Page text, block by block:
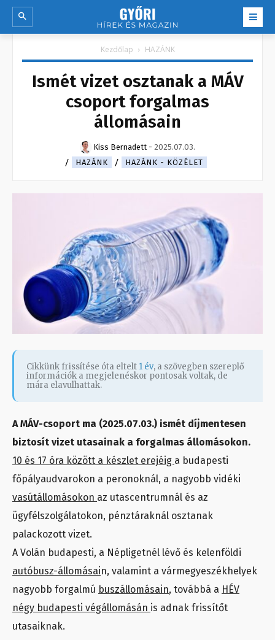
Kezdőlap HAZÁNK
Ismét vizet osztanak a MÁV
csoport forgalmas
állomásain
Kiss Bernadett - 2025.07.03.
HAZÁNK
HAZÁNK - KÖZÉLET
Cikkünk frissítése óta eltelt 1 év, a szövegben szereplő
információk a megjelenéskor pontosak voltak, de
mára elavulhattak.
A MÁV-csoport ma (2025.07.03.) ismét díjmentesen
biztosít vizet utasainak a forgalmas állomásokon.
10 és 17 óra között a készlet erejéig a budapesti
főpályaudvarokon a peronoknál, a nagyobb vidéki
vasútállomásokon az utascentrumnál és az
ügyfélszolgálatokon, pénztáraknál osztanak
palackozott vizet.
A Volán budapesti, a Népligetnél lévő és kelenföldi
autóbusz-állomásain, valamint a vármegyeszékhelyek
nagyobb forgalmú buszállomásain, továbbá a HÉV
négy budapesti végállomásán is adnak frissítőt
utasaiknak.